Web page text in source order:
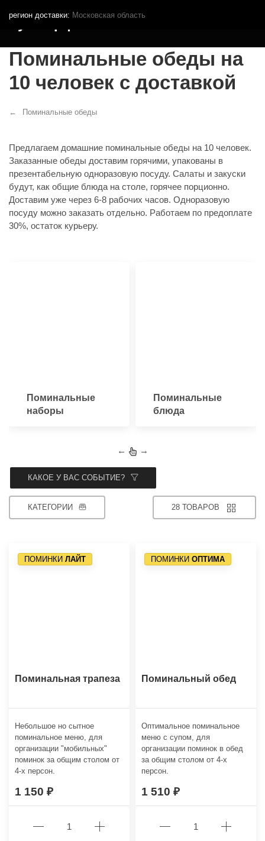
регион доставки: Московская область
Кутья.рф
Поминальные обеды на
10 человек с доставкой
Поминальные обеды
Предлагаем домашние поминальные обеды на 10 человек.
Заказанные обеды доставим горячими, упакованы в
презентабельную одноразовую посуду. Салаты и закуски
будут, как общие блюда на столе, горячее порционно.
Доставим уже через 6-8 рабочих часов. Одноразовую
посуду можно заказать отдельно. Работаем по предоплате
30%, остаток курьеру.
Поминальные
наборы
Поминальные
блюда
← →
КАКОЕ У ВАС СОБЫТИЕ?
КАТЕГОРИИ 28 ТОВАРОВ
ПОМИНКИ ЛАЙТ
Поминальная трапеза
Небольшое но сытное
поминальное меню, для
организации "мобильных"
поминок за общим столом от
4-х персон.
1 150
ПОМИНКИ ОПТИМА
Поминальный обед
Оптимальное поминальное
меню с супом, для
организации поминок в обед
за общим столом от 4-х
персон.
1 510